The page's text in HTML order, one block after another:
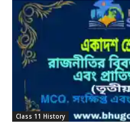
Class 11 History